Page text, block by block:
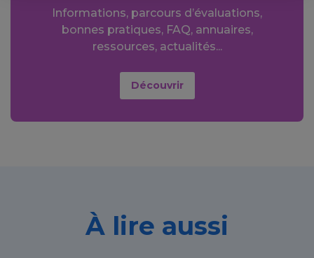
Informations, parcours d’évaluations,
bonnes pratiques, FAQ, annuaires,
ressources, actualités...
Découvrir
À lire aussi